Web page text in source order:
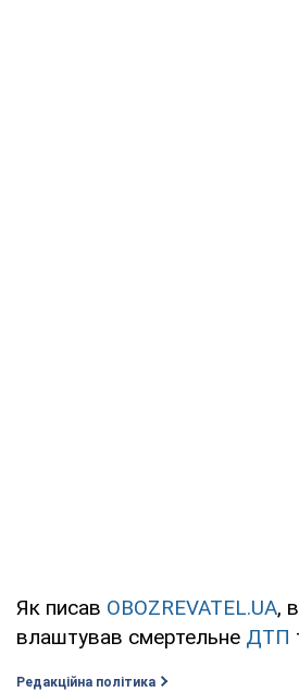
Як писав OBOZREVATEL.UA,
влаштував смертельне ДТП
Редакційна політика